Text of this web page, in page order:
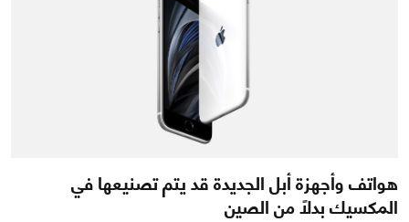
هواتف وأجهزة أبل الجديدة قد يتم تصنيعها في
المكسيك بدلاً من الصين